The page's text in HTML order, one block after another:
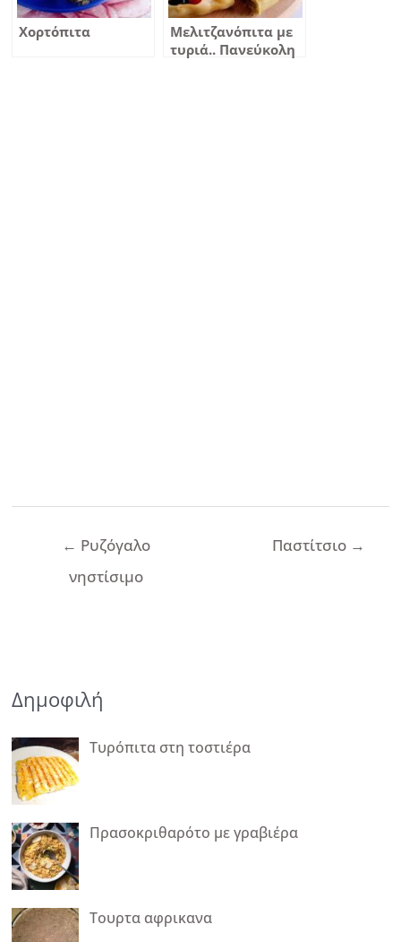
Χορτόπιτα
Μελιτζανόπιτα με
τυριά.. Πανεύκολη
← Ρυζόγαλο
νηστίσιμο
Παστίτσιο →
Δημοφιλή
Τυρόπιτα στη τοστιέρα
Πρασοκριθαρότο με γραβιέρα
Τουρτα αφρικανα